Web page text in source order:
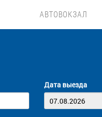
АВТОВОКЗАЛ
Дата выезда